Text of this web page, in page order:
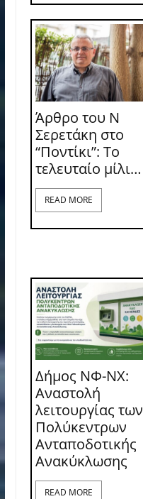
Άρθρο του Ν
Σερετάκη στο
“Ποντίκι”: Το
τελευταίο μίλι…
READ MORE
Δήμος ΝΦ-ΝΧ:
Αναστολή
λειτουργίας των
Πολύκεντρων
Ανταποδοτικής
Ανακύκλωσης
READ MORE